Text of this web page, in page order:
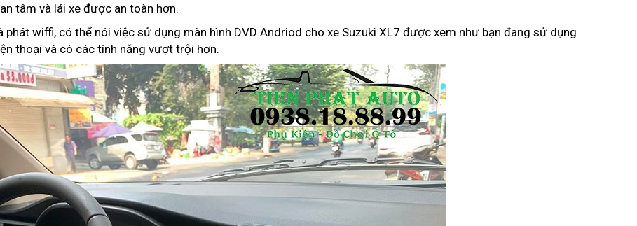
tâm và lái xe được an toàn hơn.
wiffi, có thể nói việc sử dụng màn hình DVD Andriod cho xe Suzuki XL7 được xem như bạn đang sử dụng
thoại và có các tính năng vượt trội hơn.